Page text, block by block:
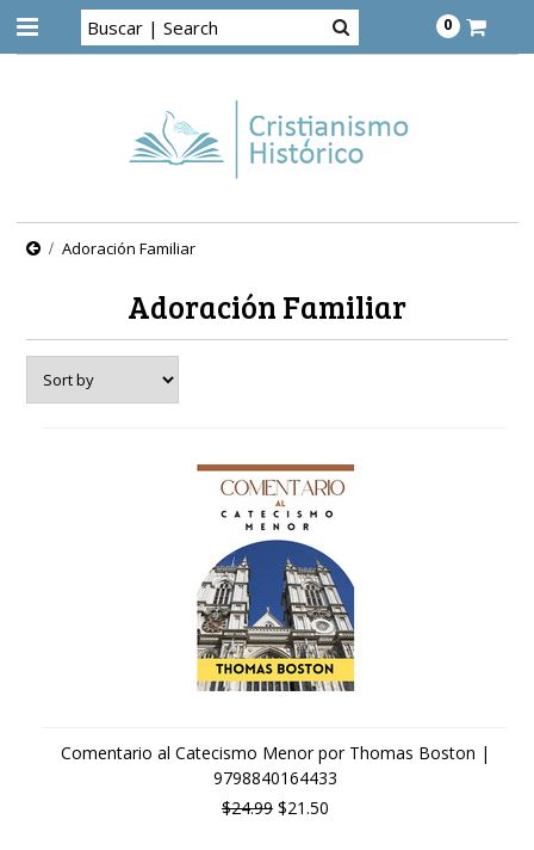
0
Adoración Familiar
Adoración Familiar
Comentario al Catecismo Menor por Thomas Boston |
9798840164433
$24.99 $21.50